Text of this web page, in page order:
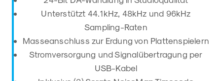
Unterstützt 44.1kHz, 48kHz und 96kHz
Sampling-Raten
Masseanschluss zur Erdung von Plattenspielern
Stromversorgung und Signalübertragung per
USB-Kabel